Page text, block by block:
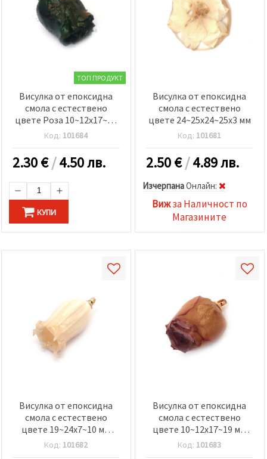
маркетинг.
като
натиснеш
всички!"
си в
като
избереш
дадения
"бисквитки"
"Запази"
Настройки
на
бисквитките
ТОП ПРОДУКТ
Висулка от епоксидна
смола с естествено
цвете Роза 10~12x17~19
мм цвят зелен
Код: 101684
2.30€/4.50 лв.
КУПИ
Висулка от епоксидна
смола с естествено
цвете 24~25x24~25x3 мм
Код: 101681
2.50€/4.89 лв.
ИзчерпанаOнлайн:
Вижза Наличност по
Магазините
Висулка от епоксидна
смола с естествено
цвете 19~24x7~10 мм
Момина сълза
Код: 101682
Висулка от епоксидна
смола с естествено
цвете 10~12x17~19 мм
Роза
Код: 101683